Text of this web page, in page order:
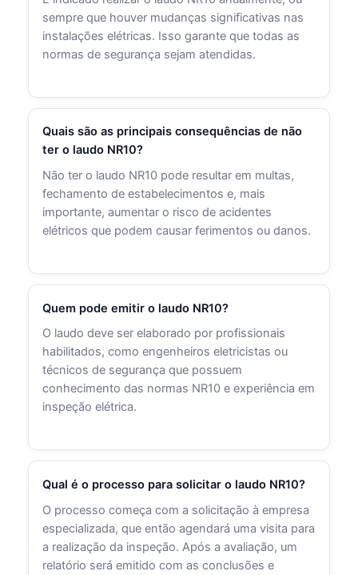
sempre que houver mudanças significativas nas
instalações elétricas. Isso garante que todas as
normas de segurança sejam atendidas.
Quais são as principais consequências de não
ter o laudo NR10?
Não ter o laudo NR10 pode resultar em multas,
fechamento de estabelecimentos e, mais
importante, aumentar o risco de acidentes
elétricos que podem causar ferimentos ou danos.
Quem pode emitir o laudo NR10?
O laudo deve ser elaborado por profissionais
habilitados, como engenheiros eletricistas ou
técnicos de segurança que possuem
conhecimento das normas NR10 e experiência em
inspeção elétrica.
Qual é o processo para solicitar o laudo NR10?
O processo começa com a solicitação à empresa
especializada, que então agendará uma visita para
a realização da inspeção. Após a avaliação, um
relatório será emitido com as conclusões e